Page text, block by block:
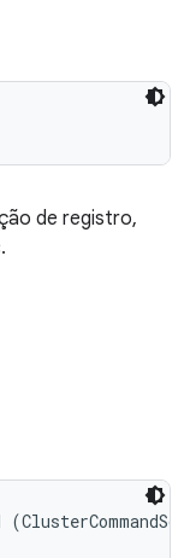
de registro,